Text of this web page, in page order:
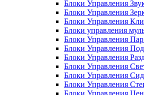
Блоки Управления
Блоки Управления
Блоки Управления
Блоки управления
Блоки Управления
Блоки Управления
Блоки Управления
Блоки Управления
Блоки Управления
Блоки Управления
Блоки Управления